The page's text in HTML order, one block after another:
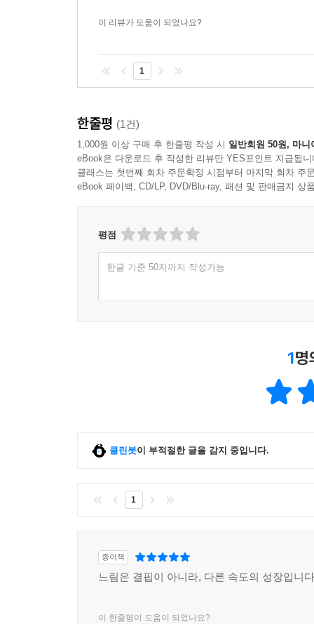
이 리뷰가 도움이 되었나요?
1
한줄평 (1건)
1,000원 이상 구매 후 한줄평 작성 시 일반회원 50원, 마니
eBook은 다운로드 후 작성한 리뷰만 YES포인트 지급됩니
클래스는 첫번째 회차 주문확정 시점부터 마지막 회차 주
eBook 페이백, CD/LP, DVD/Blu-ray, 패션 및 판매금지 상
평점
한글 기준 50자까지 작성가능
1명
클린봇이 부적절한 글을 감지 중입니다.
1
종이책
느림은 결핍이 아니라, 다른 속도의 성장입니
이 한줄평이 도움이 되었나요?